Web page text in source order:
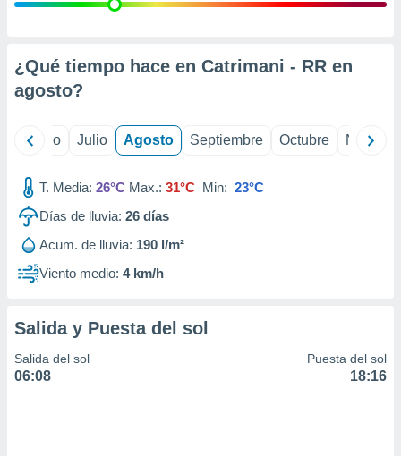
e
mediante
de
1199
¿Qué tiempo hace en Catrimani - RR en
agosto?
Junio Julio Agosto Septiembre Octubre
T. Media: 26°C Max.: 31°C Min: 23°C
Días de lluvia: 26 días
Acum. de lluvia: 190 l/m²
Viento medio: 4 km/h
Salida y Puesta del sol
Salida del sol
06:08
Puesta del sol
18:16